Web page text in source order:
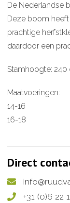
De Nederlandse
Deze boom
prachtige
daardoor een
Stamhoogte: 240
Maatvoeringen:
14-16
16-18
Direct
+31 (0)6 22